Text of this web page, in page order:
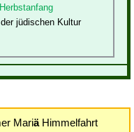
jüdischen Kultur
MariäHimmelfahrt